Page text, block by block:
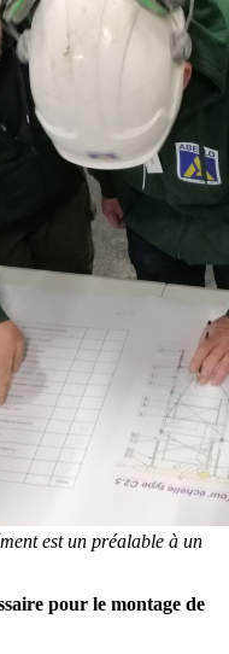
est un préalable à un
pour le montage de